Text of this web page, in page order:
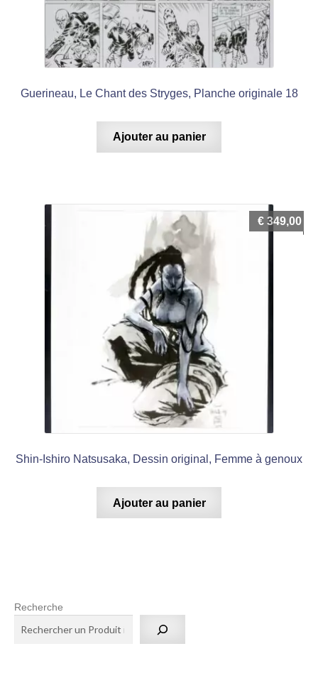
Guerineau, Le Chant des Stryges, Planche originale 18
Ajouter au panier
Shin-Ishiro Natsusaka, Dessin original, Femme à genoux
€ 349,00
Ajouter au panier
Recherche